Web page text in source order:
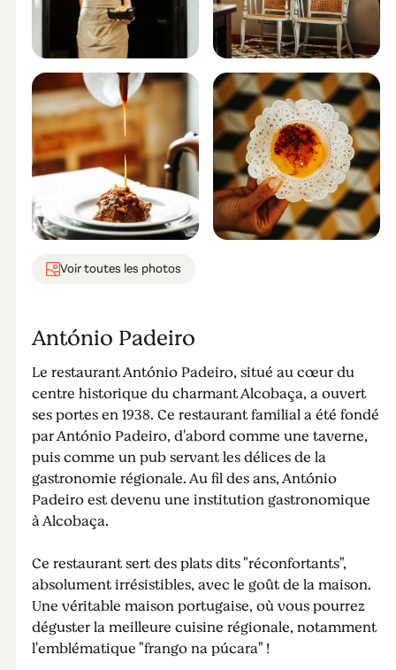
Voir toutes les photos
António Padeiro
Le restaurant António Padeiro, situé au cœur du
centre historique du charmant Alcobaça, a ouvert
ses portes en 1938. Ce restaurant familial a été fondé
par António Padeiro, d'abord comme une taverne,
puis comme un pub servant les délices de la
gastronomie régionale. Au fil des ans, António
Padeiro est devenu une institution gastronomique
à Alcobaça.
Ce restaurant sert des plats dits "réconfortants",
absolument irrésistibles, avec le goût de la maison.
Une véritable maison portugaise, où vous pourrez
déguster la meilleure cuisine régionale, notamment
l'emblématique "frango na púcara" !